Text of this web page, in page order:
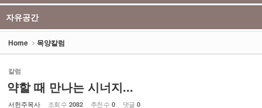
자유공간
Home 목양칼럼
칼럼
약할 때 만나는 시너지...
서헌주목사 조회 수 2082 추천 수 0 댓글 0